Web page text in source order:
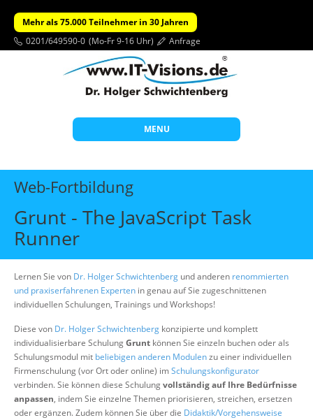
Mehr als 75.000 Teilnehmer in 30 Jahren
0201/649590-0 (Mo-Fr 9-16 Uhr) Anfrage
MENU
Start
Themen
Beratung
Offene Seminare
Wissen
Suche
Web-Fortbildung
Grunt - The JavaScript Task
Runner
Lernen Sie von Dr. Holger Schwichtenberg und anderen renommierten
und praxiserfahrenen Experten in genau auf Sie zugeschnittenen
individuellen Schulungen, Trainings und Workshops!
Diese von Dr. Holger Schwichtenberg konzipierte und komplett
individualisierbare SchulungGrunt können Sie einzeln buchen oder als
Schulungsmodul mit beliebigen anderen Modulenzu einer individuellen
Firmenschulung (vor Ort oder online) imSchulungskonfigurator
verbinden. Sie können diese Schulungvollständig auf Ihre Bedürfnisse
anpassen, indem Sie einzelne Themen priorisieren, streichen, ersetzen
oder ergänzen. Zudem können Sie über die Didaktik/Vorgehensweise